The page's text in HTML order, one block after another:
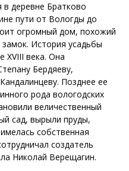
в деревне Братково
пути от Вологды до
огромный дом, похожий
История усадьбы
XVIII века. Она
Бердяеву,
Позднее ее
рода вологодских
величественный
сад, вырыли пруды,
собственная
создатель
Николай Верещагин.